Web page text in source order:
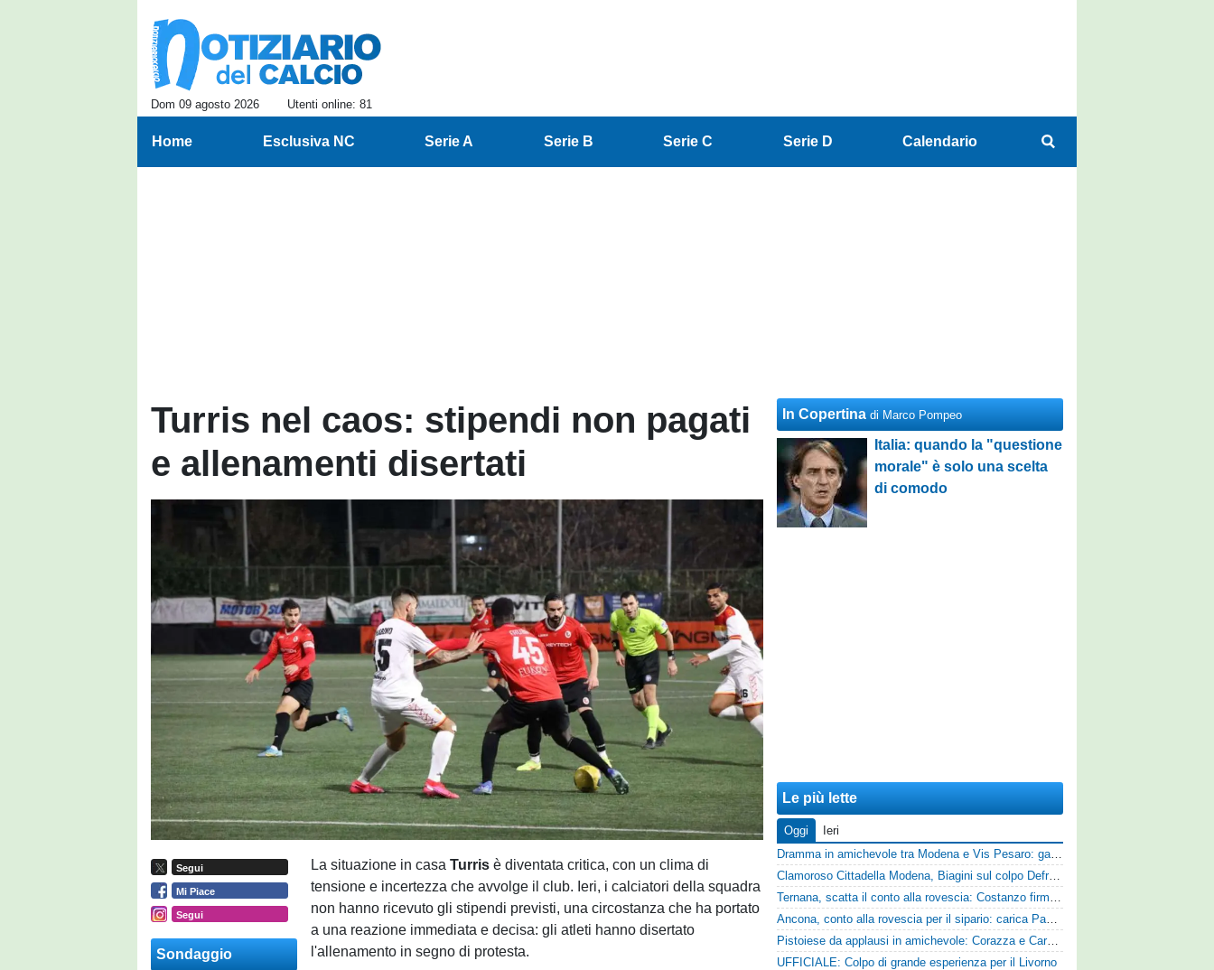
Dom 09 agosto 2026 Utenti online: 81
Home Esclusiva NC Serie A Serie B Serie C Serie D Calendario
Turris nel caos: stipendi non pagati
e allenamenti disertati
Segui
Mi Piace
Segui
Sondaggio
La situazione in casaTurrisè diventata critica, con un clima di
tensione e incertezza che avvolge il club. Ieri, i calciatori della squadra
non hanno ricevuto gli stipendi previsti, una circostanza che ha portato
a una reazione immediata e decisa: gli atleti hanno disertato
l'allenamento in segno di protesta.
In Copertina di Marco Pompeo
Italia: quando la "questione
morale" è solo una scelta
di comodo
Le più lette
Oggi
Ieri
Dramma in amichevole tra Modena e Vis Pesaro: gara sospesa per il grave infortunio di Sersanti
Clamoroso Cittadella Modena, Biagini sul colpo Defrel: «Per noi rappresenta un sogno, a volte si realizzano»
Ternana, scatta il conto alla rovescia: Costanzo firma, Hraiech vicino e nel pomeriggio c'è l'amichevole
Ancona, conto alla rovescia per il sipario: carica Pandolfi e risposta da record degli abbonati
Pistoiese da applausi in amichevole: Corazza e Cardelli piegano lo Scandicci per 1-0
UFFICIALE: Colpo di grande esperienza per il Livorno